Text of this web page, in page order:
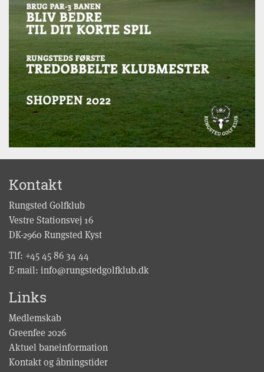
Kontakt
Rungsted Golfklub
Vestre Stationsvej 16
DK-2960 Rungsted Kyst
Tlf: +45 45 86 34 44
E-mail: info@rungstedgolfklub.dk
Links
Medlemskab
Greenfee 2026
Aktuel baneinformation
Kontakt og åbningstider